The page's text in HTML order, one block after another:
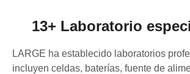
13+ Laboratorio
LARGE ha establecido laboratorios
incluyen celdas, baterías, fuente de